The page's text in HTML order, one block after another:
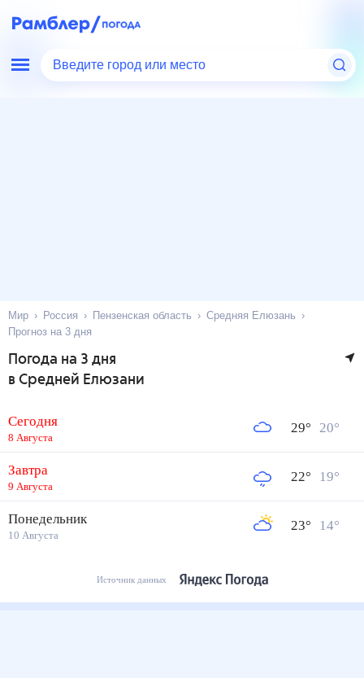
Введите город или место
Мир Россия Пензенская область
Средняя Елюзань
Прогноз на 3 дня
Погода на 3 дня
в Средней Елюзани
Сегодня
8 Августа
29° 20°
Завтра
9 Августа
22° 19°
Понедельник
10 Августа
23° 14°
Источник данных